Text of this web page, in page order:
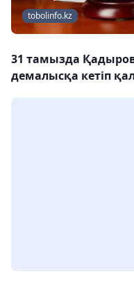
tobolinfo.kz
31 тамызда
демалысқа кетіп